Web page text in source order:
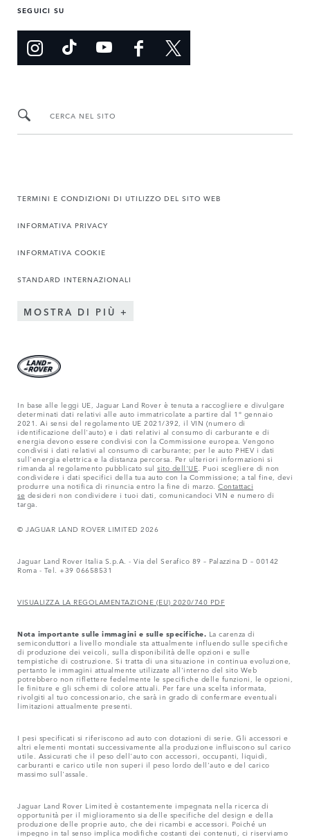
SEGUICI SU
CERCA NEL SITO
TERMINI E CONDIZIONI DI UTILIZZO DEL SITO WEB
INFORMATIVA PRIVACY
INFORMATIVA COOKIE
STANDARD INTERNAZIONALI
MOSTRA DI PIÙ
In base alle leggi UE, Jaguar Land Rover è tenuta a raccogliere e divulgare
determinati dati relativi alle auto immatricolate a partire dal 1° gennaio
2021. Ai sensi del regolamento UE 2021/392, il VIN (numero di
identificazione dell'auto) e i dati relativi al consumo di carburante e di
energia devono essere condivisi con la Commissione europea. Vengono
condivisi i dati relativi al consumo di carburante; per le auto PHEV i dati
sull'energia elettrica e la distanza percorsa. Per ulteriori informazioni si
rimanda al regolamento pubblicato sul sito dell'UE. Puoi scegliere di non
condividere i dati specifici della tua auto con la Commissione; a tal fine, devi
produrre una notifica di rinuncia entro la fine di marzo. Contattaci
se desideri non condividere i tuoi dati, comunicandoci VIN e numero di
targa.
© JAGUAR LAND ROVER LIMITED 2026
Jaguar Land Rover Italia S.p.A. - Via del Serafico 89 – Palazzina D – 00142
Roma - Tel. +39 06658531
VISUALIZZA LA REGOLAMENTAZIONE (EU) 2020/740 PDF
Nota importante sulle immagini e sulle specifiche. La carenza di
semiconduttori a livello mondiale sta attualmente influendo sulle specifiche
di produzione dei veicoli, sulla disponibilità delle opzioni e sulle
tempistiche di costruzione. Si tratta di una situazione in continua evoluzione,
pertanto le immagini attualmente utilizzate all'interno del sito Web
potrebbero non riflettere fedelmente le specifiche delle funzioni, le opzioni,
le finiture e gli schemi di colore attuali. Per fare una scelta informata,
rivolgiti al tuo concessionario, che sarà in grado di confermare eventuali
limitazioni attualmente presenti.
I pesi specificati si riferiscono ad auto con dotazioni di serie. Gli accessori e
altri elementi montati successivamente alla produzione influiscono sul carico
utile. Assicurati che il peso dell'auto con accessori, occupanti, liquidi,
carburanti e carico utile non superi il peso lordo dell'auto e del carico
massimo sull'assale.
Jaguar Land Rover Limited è costantemente impegnata nella ricerca di
opportunità per il miglioramento sia delle specifiche del design e della
produzione delle proprie auto, che dei ricambi e accessori. Poiché un
impegno in tal senso implica modifiche costanti dei contenuti, ci riserviamo